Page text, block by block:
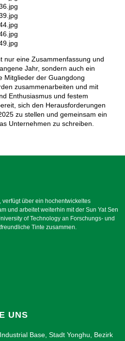
nur eine Zusammenfassung und
Jahr, sondern auch ein
Mitglieder der Guangdong
zusammenarbeiten und mit
Enthusiasmus und festem
sich den Herausforderungen
zu stellen und gemeinsam ein
Unternehmen zu schreiben.
über ein hochentwickeltes
und arbeitet weiterhin mit der Sun Yat Sen
of Technology an Forschungs- und
Tinte zusammen.
UNS
Base, Stadt Yonghu, Bezirk